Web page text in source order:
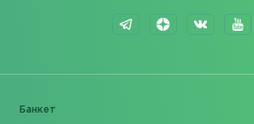
Банкет